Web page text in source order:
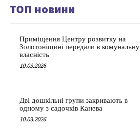
ТОП новини
Приміщення Центру розвитку на
Золотоніщині передали в комунальну
власність
10.03.2026
Дві дошкільні групи закривають в
одному з садочків Канева
10.03.2026